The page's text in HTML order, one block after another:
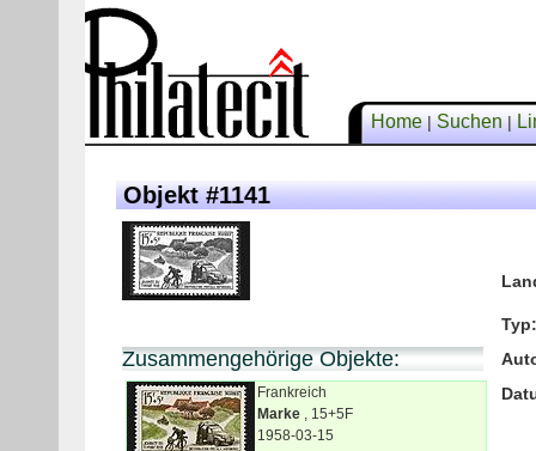
Home|Suchen|
Objekt #1141
Zusammengehörige Objekte:
Frankreich
Marke , 15+5F
1958-03-15